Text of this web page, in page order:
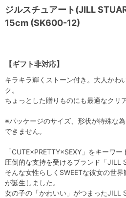
ジルスチュアート(JILL
15cm (SK600-12)
【ギフト非対応】
キラキラ輝くストーン付き。大人かわ
ク。
ちょっとした贈りものにも最適なクリ
※パッケージのサイズ、形状が特殊な
できません。
「CUTE×PRETTY×SEXY」をキーワ
圧倒的な支持を受けるブランド「JILL
そんな女性らしくSWEETな彼女の世
が誕生しました。
女の子の「かわいい」がつまったJILL